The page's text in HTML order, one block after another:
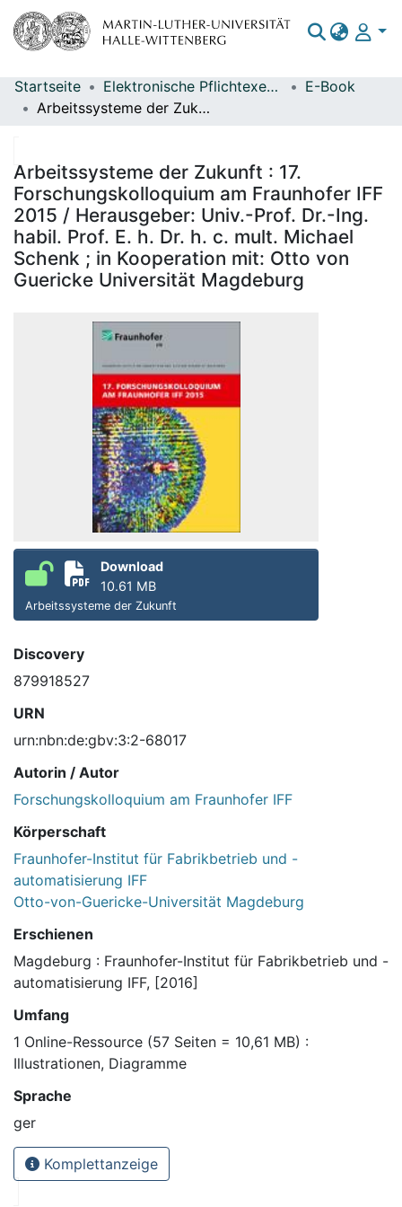
Bereiche & Sammlungen
Statistiken
Startseite Elektronische Pflichtexemplare
E-Book
Arbeitssysteme der Zukunft : 17. Forschungskolloquium am Fraunhofer IFF 2015 / Herausgeber: Univ.-Prof. Dr.-Ing. habil. Prof. E. h. Dr. h. c. mult. Michael Schenk ; in Kooperation mit: Otto von Guericke Universität Magdeburg
Arbeitssysteme der Zukunft : 17.
Forschungskolloquium am Fraunhofer IFF
2015 / Herausgeber: Univ.-Prof. Dr.-Ing.
habil. Prof. E. h. Dr. h. c. mult. Michael
Schenk ; in Kooperation mit: Otto von
Guericke Universität Magdeburg
Download
10.61 MB
Arbeitssysteme der Zukunft
Discovery
879918527
URN
urn:nbn:de:gbv:3:2-68017
Autorin / Autor
Forschungskolloquium am Fraunhofer IFF
Körperschaft
Fraunhofer-Institut für Fabrikbetrieb und -
automatisierung IFF
Otto-von-Guericke-Universität Magdeburg
Erschienen
Magdeburg : Fraunhofer-Institut für Fabrikbetrieb und -
automatisierung IFF, [2016]
Umfang
1 Online-Ressource (57 Seiten = 10,61 MB) :
Illustrationen, Diagramme
Sprache
ger
Komplettanzeige